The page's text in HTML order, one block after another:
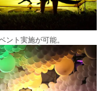
ント実施が可能。